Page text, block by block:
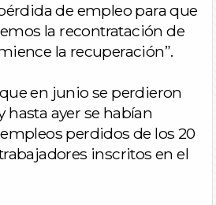
de empleo para que
la recontratación de
la recuperación”.
en junio se perdieron
hasta ayer se habían
perdidos de los 20
inscritos en el